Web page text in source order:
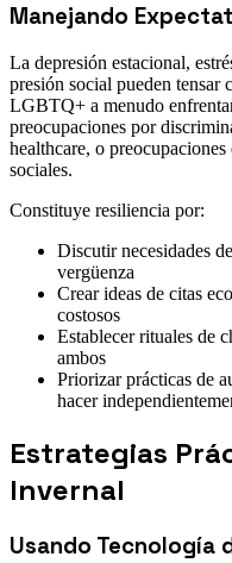
Manejando
La depresión estacional,
presión social pueden
LGBTQ+ a menudo
preocupaciones por
healthcare, o
sociales.
Constituye resiliencia por:
Discutir necesidades
vergüenza
Crear ideas de citas
costosos
Establecer rituales de
ambos
Priorizar prácticas de
hacer
Estrategias
Invernal
Usando Tecnología